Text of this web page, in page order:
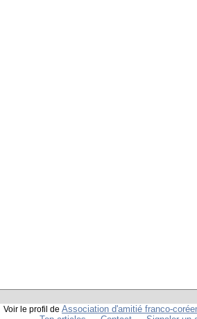
Voir le profil de Association d'amitié franco-